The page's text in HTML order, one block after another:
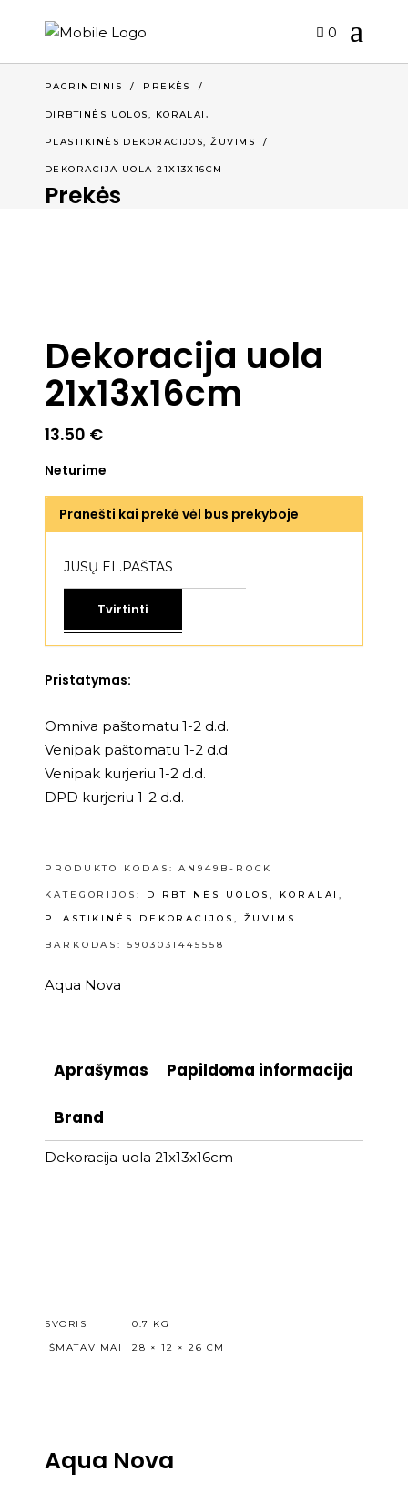
0
PAGRINDINIS / PREKĖS /
DIRBTINĖS UOLOS, KORALAI ,
PLASTIKINĖS DEKORACIJOS,ŽUVIMS /
DEKORACIJA UOLA 21X13X16CM
Prekės
Dekoracija uola
21x13x16cm
13.50 €
Neturime
Pranešti kai prekė vėl bus prekyboje
Tvirtinti
Pristatymas:
Omniva paštomatu 1-2 d.d.
Venipak paštomatu 1-2 d.d.
Venipak kurjeriu 1-2 d.d.
DPD kurjeriu 1-2 d.d.
PRODUKTO KODAS:AN949B-ROCK
KATEGORIJOS: DIRBTINĖS UOLOS, KORALAI,
PLASTIKINĖS DEKORACIJOS , ŽUVIMS
BARKODAS: 5903031445558
Aqua Nova
Aprašymas Papildoma informacija
Brand
Dekoracija uola 21x13x16cm
SVORIS
0.7 KG
IŠMATAVIMAI
28 × 12 × 26 CM
Aqua Nova